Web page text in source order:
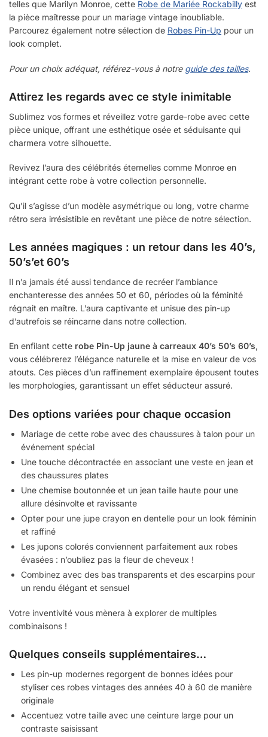
telles que Marilyn Monroe, cette Robe de Mariée Rockabilly est
la pièce maîtresse pour un mariage vintage inoubliable.
Parcourez également notre sélection de Robes Pin-Up pour un
look complet.
Pour un choix adéquat, référez-vous à notre guide des tailles.
Attirez les regards avec ce style inimitable
Sublimez vos formes et réveillez votre garde-robe avec cette
pièce unique, offrant une esthétique osée et séduisante qui
charmera votre silhouette.
Revivez l’aura des célébrités éternelles comme Monroe en
intégrant cette robe à votre collection personnelle.
Qu’il s’agisse d’un modèle asymétrique ou long, votre charme
rétro sera irrésistible en revêtant une pièce de notre sélection.
Les années magiques : un retour dans les 40’s,
50’s’et 60’s
Il n’a jamais été aussi tendance de recréer l’ambiance
enchanteresse des années 50 et 60, périodes où la féminité
régnait en maître. L’aura captivante et unisue des pin-up
d’autrefois se réincarne dans notre collection.
En enfilant cette robe Pin-Up jaune à carreaux 40’s 50’s 60’s,
vous célébrerez l’élégance naturelle et la mise en valeur de vos
atouts. Ces pièces d’un raffinement exemplaire épousent toutes
les morphologies, garantissant un effet séducteur assuré.
Des options variées pour chaque occasion
Mariage de cette robe avec des chaussures à talon pour un
événement spécial
Une touche décontractée en associant une veste en jean et
des chaussures plates
Une chemise boutonnée et un jean taille haute pour une
allure désinvolte et ravissante
Opter pour une jupe crayon en dentelle pour un look féminin
et raffiné
Les jupons colorés conviennent parfaitement aux robes
évasées : n’oubliez pas la fleur de cheveux !
Combinez avec des bas transparents et des escarpins pour
un rendu élégant et sensuel
Votre inventivité vous mènera à explorer de multiples
combinaisons !
Quelques conseils supplémentaires…
Les pin-up modernes regorgent de bonnes idées pour
styliser ces robes vintages des années 40 à 60 de manière
originale
Accentuez votre taille avec une ceinture large pour un
contraste saisissant